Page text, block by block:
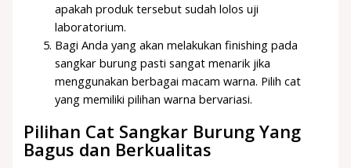
apakah produk tersebut sudah lolos uji
laboratorium.
Bagi Anda yang akan melakukan finishing pada
sangkar burung pasti sangat menarik jika
menggunakan berbagai macam warna. Pilih cat
yang memiliki pilihan warna bervariasi.
Pilihan Cat Sangkar Burung Yang
Bagus dan Berkualitas